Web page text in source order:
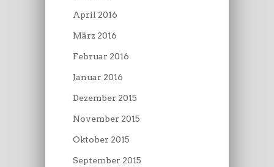
April 2016
März 2016
Februar 2016
Januar 2016
Dezember 2015
November 2015
Oktober 2015
September 2015